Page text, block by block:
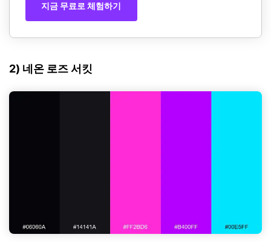
지금 무료로 체험하기
2) 네온 로즈 서킷